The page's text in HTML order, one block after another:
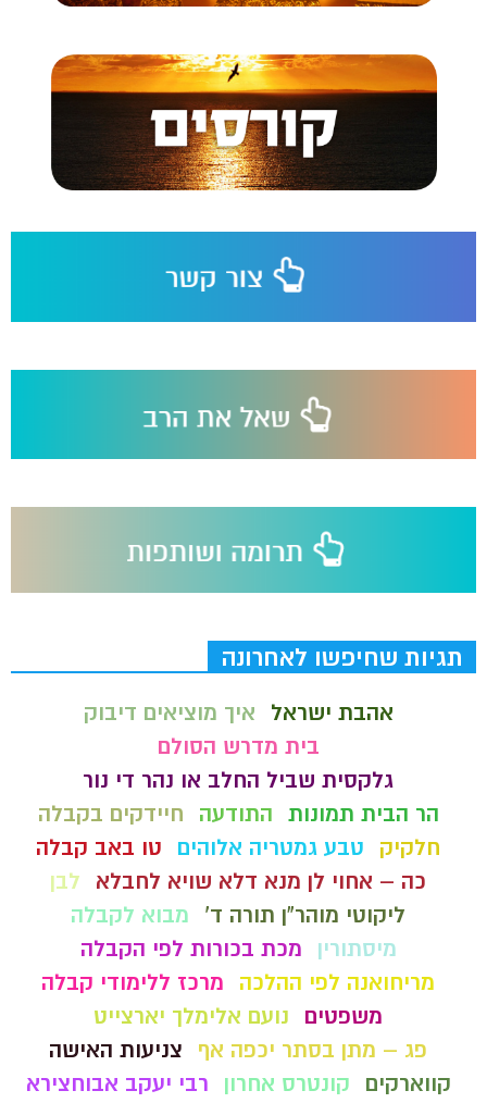
תגיות שחיפשו לאחרונה
אהבת ישראל
איך מוציאים דיבוק
בית מדרש הסולם
גלקסית שביל החלב או נהר די נור
הר הבית תמונות התודעה
חיידקים בקבלה
חלקיק
טבע גמטריה אלוהים
טו באב קבלה
כה – אחוי לן מנא דלא שויא לחבלא
לבן
ליקוטי מוהר"ן תורה ד'
מבוא לקבלה
מיסתורין
מכת בכורות לפי הקבלה
מריחואנה לפי ההלכה
מרכז ללימודי קבלה
משפטים
נועם אלימלך יארצייט
פג – מתן בסתר יכפה אף
צניעות האישה
קווארקים
קונטרס אחרון
רבי יעקב אבוחצירא